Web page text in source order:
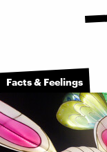
Facts & Feelings